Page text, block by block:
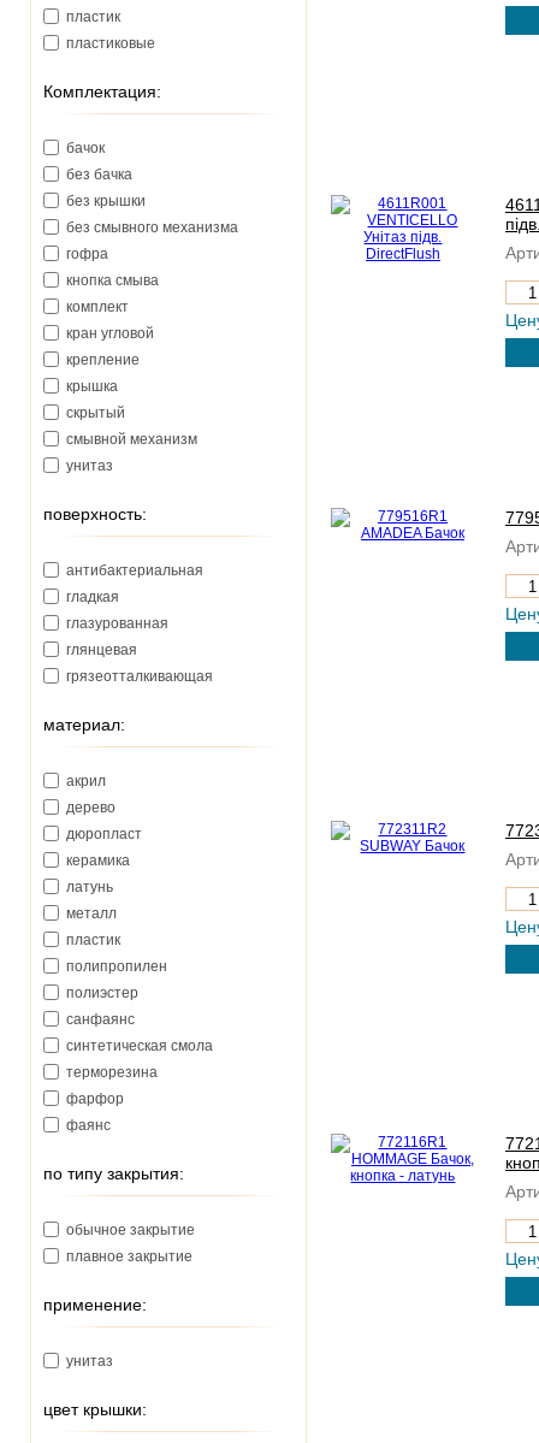
Primera (Италия)
Simas (Италия)
пластик
пластиковые
Комплектация:
бачок
без бачка
без крышки
без смывного механизма
гофра
кнопка смыва
комплект
кран угловой
крепление
крышка
скрытый
смывной механизм
унитаз
поверхность:
антибактериальная
гладкая
глазурованная
глянцевая
грязеотталкивающая
материал:
акрил
дерево
дюропласт
керамика
латунь
металл
пластик
полипропилен
полиэстер
санфаянс
синтетическая смола
терморезина
фарфор
фаянс
по типу закрытия:
обычное закрытие
плавное закрытие
применение:
унитаз
цвет крышки: